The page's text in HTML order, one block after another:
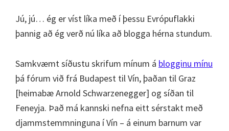
Jú, jú… ég er víst líka með í þessu Evrópuflakki
þannig að ég verð nú líka að blogga hérna stundum.
Samkvæmt síðustu skrifum mínum á blogginu mínu
þá fórum við frá Budapest til Vín, þaðan til Graz
[heimabæ Arnold Schwarzenegger] og síðan til
Feneyja. Það má kannski nefna eitt sérstakt með
djammstemmninguna í Vín – á einum barnum var